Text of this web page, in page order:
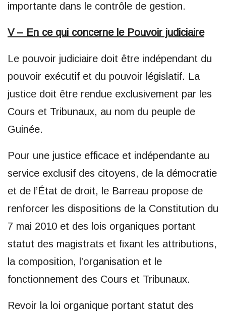
importante dans le contrôle de gestion.
V – En ce qui concerne le Pouvoir judiciaire
Le pouvoir judiciaire doit être indépendant du
pouvoir exécutif et du pouvoir législatif. La
justice doit être rendue exclusivement par les
Cours et Tribunaux, au nom du peuple de
Guinée.
Pour une justice efficace et indépendante au
service exclusif des citoyens, de la démocratie
et de l’État de droit, le Barreau propose de
renforcer les dispositions de la Constitution du
7 mai 2010 et des lois organiques portant
statut des magistrats et fixant les attributions,
la composition, l’organisation et le
fonctionnement des Cours et Tribunaux.
Revoir la loi organique portant statut des